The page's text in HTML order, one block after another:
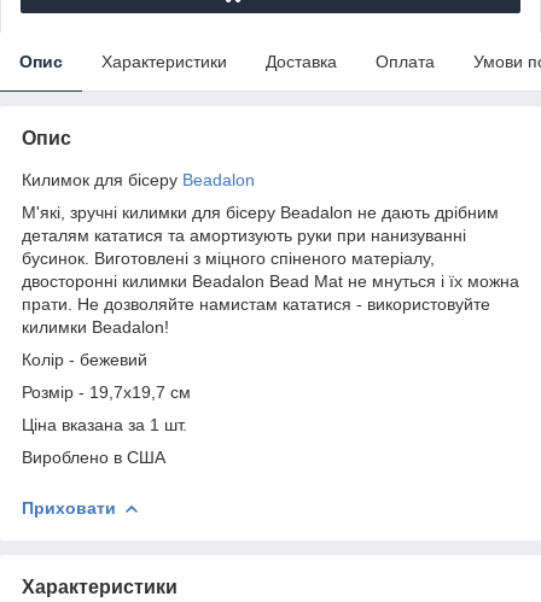
Опис Характеристики Доставка Оплата Умови
Опис
Килимок для бісеру Beadalon
М'які, зручні килимки для бісеру Beadalon не дають дрібним
деталям кататися та амортизують руки при нанизуванні
бусинок. Виготовлені з міцного спіненого матеріалу,
двосторонні килимки Beadalon Bead Mat не мнуться і їх можна
прати. Не дозволяйте намистам кататися - використовуйте
килимки Beadalon!
Колір - бежевий
Розмір - 19,7х19,7 см
Ціна вказана за 1 шт.
Вироблено в США
Приховати
Характеристики